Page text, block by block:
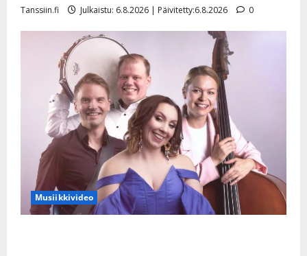
Tanssiin.fi Julkaistu: 6.8.2026 | Päivitetty:6.8.2026 0
Musiikkivideo